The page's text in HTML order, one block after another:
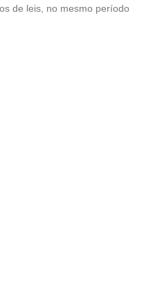
de leis, no mesmo período